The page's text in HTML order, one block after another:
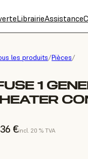
LibrairieAssistance
les produits/Pièces/
1
€incl. 20 % TVA